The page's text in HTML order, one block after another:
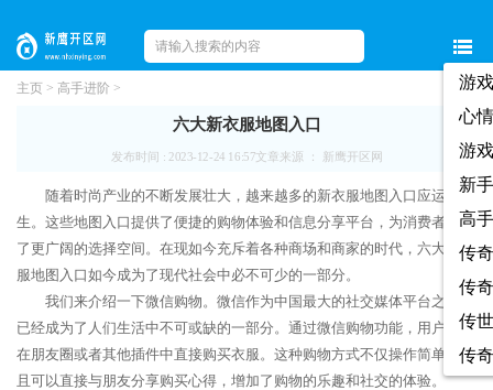
游
心
游
新
高
传
传
传
传
主页 > 高手进阶 >
六大新衣服地图入口
发布时间 : 2023-12-24 16:57文章来源 ： 新鹰开区网
随着时尚产业的不断发展壮大，越来越多的新衣服地图入口应运而
生。这些地图入口提供了便捷的购物体验和信息分享平台，为消费者提供
了更广阔的选择空间。在现如今充斥着各种商场和商家的时代，六大新衣
服地图入口如今成为了现代社会中必不可少的一部分。
我们来介绍一下微信购物。微信作为中国最大的社交媒体平台之一，
已经成为了人们生活中不可或缺的一部分。通过微信购物功能，用户可以
在朋友圈或者其他插件中直接购买衣服。这种购物方式不仅操作简单，而
且可以直接与朋友分享购买心得，增加了购物的乐趣和社交的体验。